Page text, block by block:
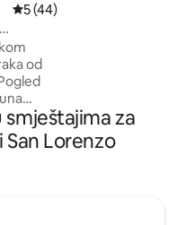
Prosječna ocjena: 5/5,
5 (44)
od
za
smještajima za
Lorenzo